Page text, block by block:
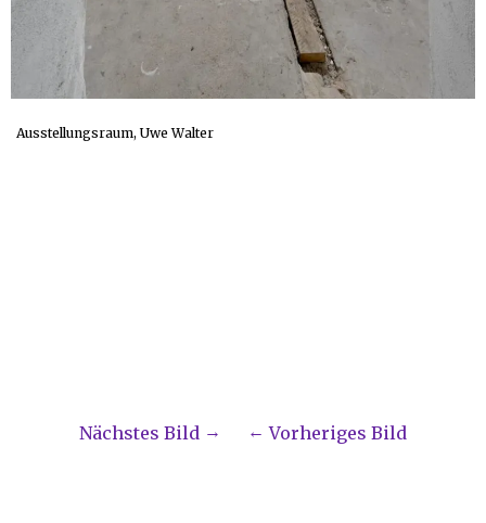
Ausstellungsraum, Uwe Walter
Nächstes Bild Vorheriges Bild